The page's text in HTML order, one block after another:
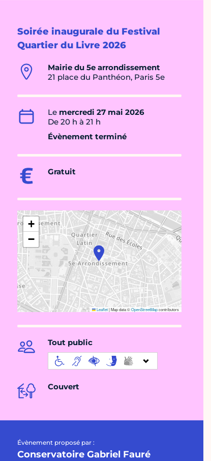
Soirée inaugurale du Festival
Quartier du Livre 2026
Mairie du 5e arrondissement
21 place du Panthéon, Paris 5e
Le mercredi 27 mai 2026
De 20 h à 21 h
Évènement terminé
Gratuit
+
−
Leaflet|Map data ©OpenStreetMapcontributors
Tout public
Couvert
Évènement proposé par :
Conservatoire Gabriel Fauré